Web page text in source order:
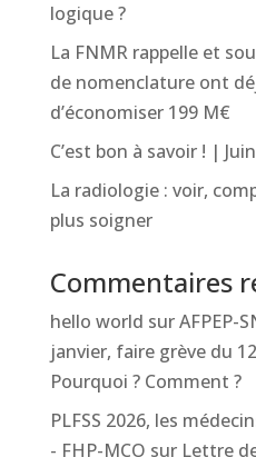
logique ?
La FNMR rappelle et
de nomenclature ont
d’économiser 199 M€
C’est bon à savoir ! |
La radiologie : voir,
plus soigner
Commentaires
hello world surAFPEP-
janvier, faire grève du
Pourquoi ? Comment ?
PLFSS 2026, les
- FHP-MCO sur Lettre